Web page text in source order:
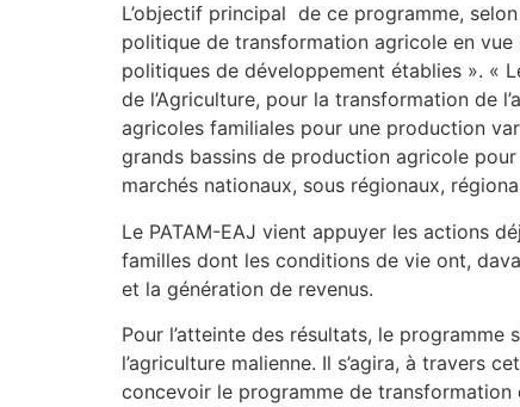
L’objectif principal de ce programme,
politique de transformation agricole en vue
politiques de développement établies ». «
de l’Agriculture, pour la transformation de
agricoles familiales pour une production
grands bassins de production agricole
marchés nationaux, sous régionaux,
Le PATAM-EAJ vient appuyer les actions
familles dont les conditions de vie ont,
et la génération de revenus.
Pour l’atteinte des résultats, le
l’agriculture malienne. Il s’agira, à travers
concevoir le programme de transformation